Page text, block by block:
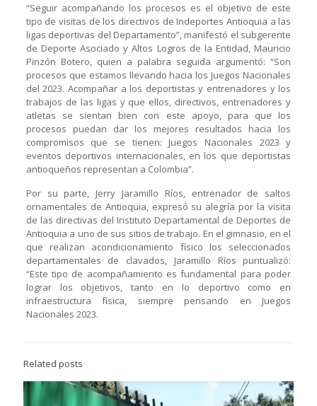
“Seguir acompañando los procesos es el objetivo de este
tipo de visitas de los directivos de Indeportes Antioquia a las
ligas deportivas del Departamento”, manifestó el subgerente
de Deporte Asociado y Altos Logros de la Entidad, Mauricio
Pinzón Botero, quien a palabra seguida argumentó: “Son
procesos que estamos llevando hacia los Juegos Nacionales
del 2023. Acompañar a los deportistas y entrenadores y los
trabajos de las ligas y que ellos, directivos, entrenadores y
atletas se sientan bien con este apoyo, para que los
procesos puedan dar los mejores resultados hacia los
compromisos que se tienen: Juegos Nacionales 2023 y
eventos deportivos internacionales, en los que deportistas
antioqueños representan a Colombia”.
Por su parte, Jerry Jaramillo Ríos, entrenador de saltos
ornamentales de Antioquia, expresó su alegría por la visita
de las directivas del Instituto Departamental de Deportes de
Antioquia a uno de sus sitios de trabajo. En el gimnasio, en el
que realizan acondicionamiento físico los seleccionados
departamentales de clavados, Jaramillo Ríos puntualizó:
“Este tipo de acompañamiento es fundamental para poder
lograr los objetivos, tanto en lo deportivo como en
infraestructura física, siempre pensando en Juegos
Nacionales 2023.
Related posts